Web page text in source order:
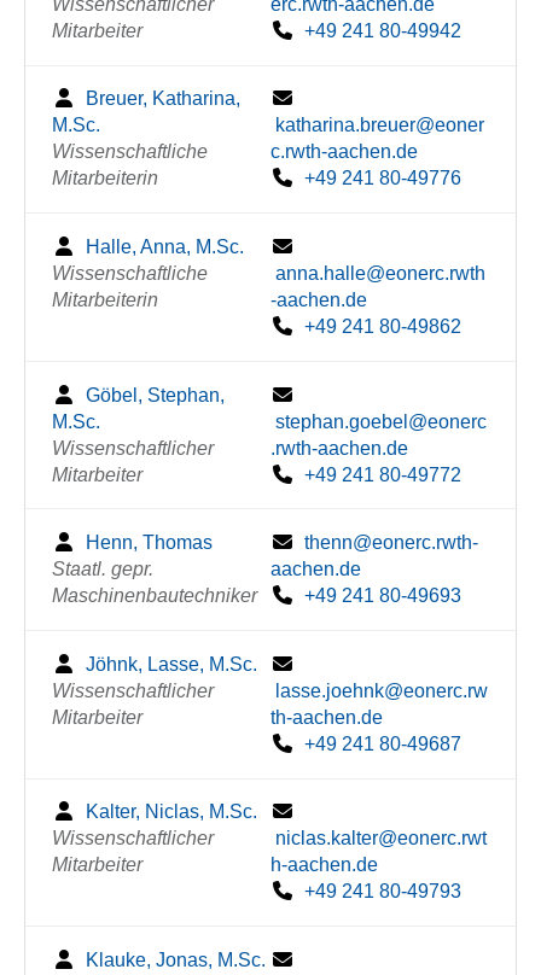
Mitarbeiter
+49 241 80-49942
Breuer, Katharina,
M.Sc.
Wissenschaftliche
Mitarbeiterin
katharina.breuer@eoner
c.rwth-aachen.de
+49 241 80-49776
Halle, Anna, M.Sc.
Wissenschaftliche
Mitarbeiterin
anna.halle@eonerc.rwth
-aachen.de
+49 241 80-49862
Göbel, Stephan,
M.Sc.
Wissenschaftlicher
Mitarbeiter
stephan.goebel@eonerc
.rwth-aachen.de
+49 241 80-49772
Henn, Thomas
Staatl. gepr.
Maschinenbautechniker
thenn@eonerc.rwth-
aachen.de
+49 241 80-49693
Jöhnk, Lasse, M.Sc.
Wissenschaftlicher
Mitarbeiter
lasse.joehnk@eonerc.rw
th-aachen.de
+49 241 80-49687
Kalter, Niclas, M.Sc.
Wissenschaftlicher
Mitarbeiter
niclas.kalter@eonerc.rwt
h-aachen.de
+49 241 80-49793
Klauke, Jonas, M.Sc.